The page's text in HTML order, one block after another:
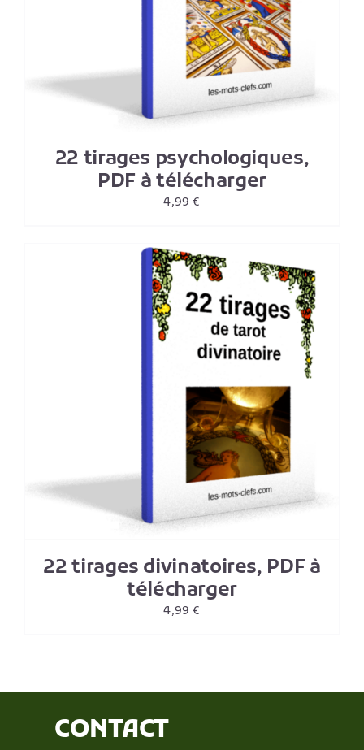
22 tirages psychologiques,
PDF à télécharger
4,99€
22 tirages divinatoires, PDF à
télécharger
4,99€
CONTACT